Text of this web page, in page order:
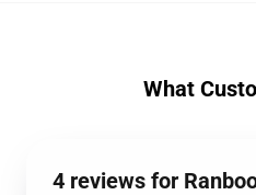
What
4 reviews for